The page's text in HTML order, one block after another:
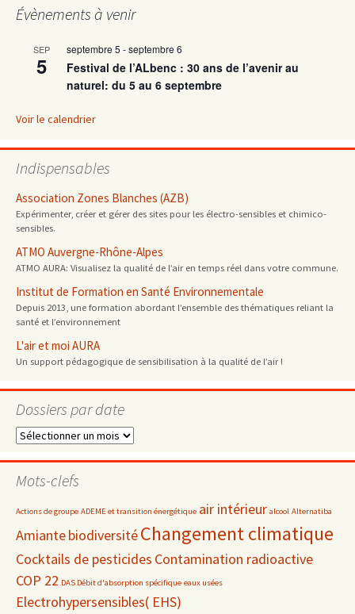
Évènements à venir
SEP
5
septembre 5 -septembre 6
Festival de l’ALbenc : 30 ans de l’avenir au
naturel: du 5 au 6 septembre
Voir le calendrier
Indispensables
Association Zones Blanches (AZB)
Expérimenter, créer et gérer des sites pour les électro-sensibles et chimico-
sensibles.
ATMO Auvergne-Rhône-Alpes
ATMO AURA: Visualisez la qualité de l’air en temps réel dans votre commune.
Institut de Formation en Santé Environnementale
Depuis 2013, une formation abordant l’ensemble des thématiques reliant la
santé et l’environnement
L'air et moi AURA
Un support pédagogique de sensibilisation à la qualité de l’air !
Dossiers par date
Dossiers
date
Mots-clefs
Actions de groupe ADEME et transition énergétique air intérieur alcool Alternatiba
AmiantebiodiversitéChangement climatique
Cocktails de pesticides Contamination radioactive
COP 22 DAS Débit d'absorption spécifique eaux usées
Electrohypersensibles( EHS)